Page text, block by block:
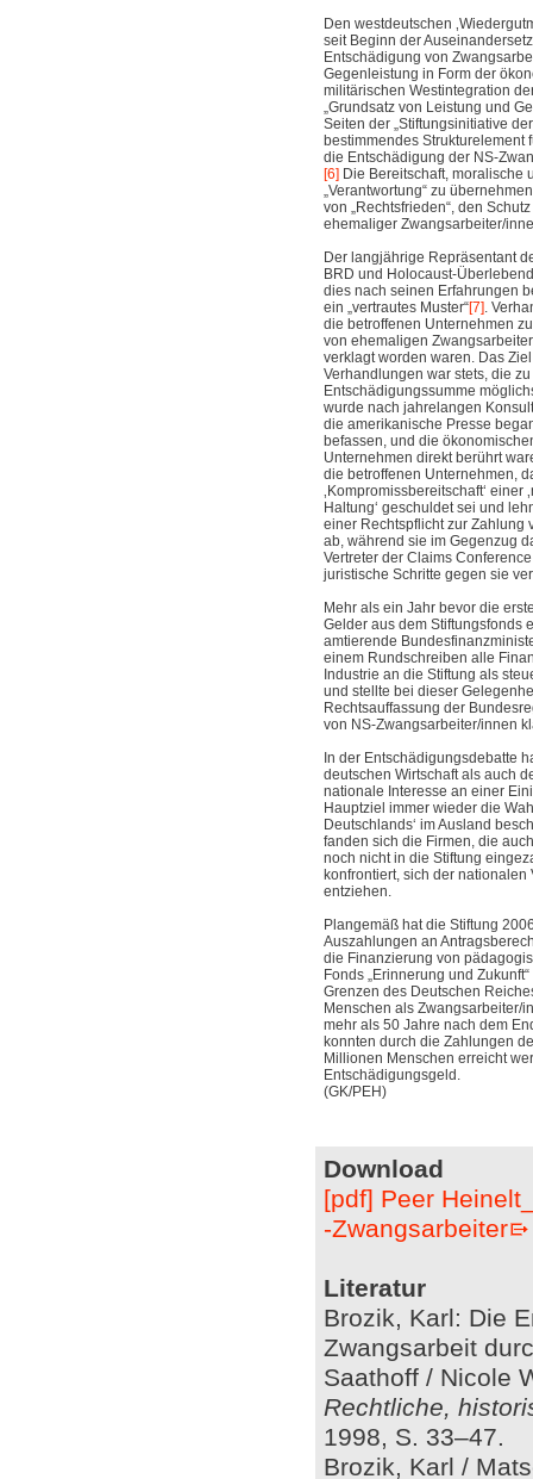
Den westdeutschen
seit Beginn der
Entschädigung von
Gegenleistung in Form der
militärischen Westintegration
„Grundsatz von Leistung und
Seiten der „Stiftungsinitiative
bestimmendes Strukturelement
die Entschädigung der NS-
[6] Die Bereitschaft, moralische
„Verantwortung“ zu
von „Rechtsfrieden“, den
ehemaliger Zwangsarbeiter/
Der langjährige Repräsentant
BRD und Holocaust-
dies nach seinen Erfahrungen
ein „vertrautes Muster“[7].
die betroffenen Unternehmen
von ehemaligen
verklagt worden waren. Das
Verhandlungen war stets, die
Entschädigungssumme
wurde nach jahrelangen
die amerikanische Presse
befassen, und die
Unternehmen direkt berührt
die betroffenen Unternehmen,
‚Kompromissbereitschaft‘ einer
Haltung‘ geschuldet sei und
einer Rechtspflicht zur Zahlung
ab, während sie im Gegenzug
Vertreter der Claims
juristische Schritte gegen sie
Mehr als ein Jahr bevor die
Gelder aus dem Stiftungsfonds
amtierende
einem Rundschreiben alle
Industrie an die Stiftung als
und stellte bei dieser
Rechtsauffassung der
von NS-Zwangsarbeiter/innen
In der Entschädigungsdebatte
deutschen Wirtschaft als auch
nationale Interesse an einer
Hauptziel immer wieder die
Deutschlands‘ im Ausland
fanden sich die Firmen, die
noch nicht in die Stiftung
konfrontiert, sich der nationalen
entziehen.
Plangemäß hat die Stiftung
Auszahlungen an
die Finanzierung von
Fonds „Erinnerung und
Grenzen des Deutschen
Menschen als Zwangsarbeiter/
mehr als 50 Jahre nach dem
konnten durch die Zahlungen
Millionen Menschen erreicht
Entschädigungsgeld.
(GK/PEH)
Download
[pdf] Peer
-Zwangsarbeiter
Literatur
Brozik, Karl: Die
Zwangsarbeit
Saathoff / Nicole
Rechtliche,
1998, S. 33–47.
Brozik, Karl /